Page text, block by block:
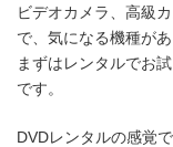
ビデオカメラ、高級
で、気になる機種があ
まずはレンタルでお
です。
DVDレンタルの感覚